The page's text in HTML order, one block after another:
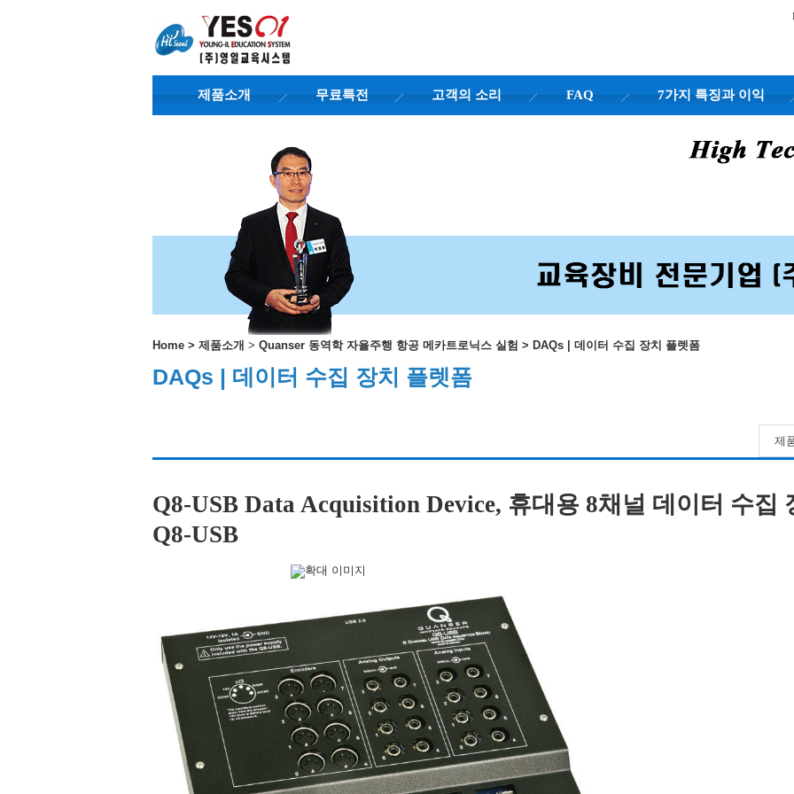
제품소개 무료특전 고객의 소리 FAQ 7가지 특징과 이익
Home > 제품소개 > Quanser 동역학 자율주행 항공 메카트로닉스 실험 > DAQs | 데이터 수집 장치 플렛폼
DAQs | 데이터 수집 장치 플렛폼
제
Q8-USB Data Acquisition Device, 휴대용 8채널 데이터 수집
Q8-USB